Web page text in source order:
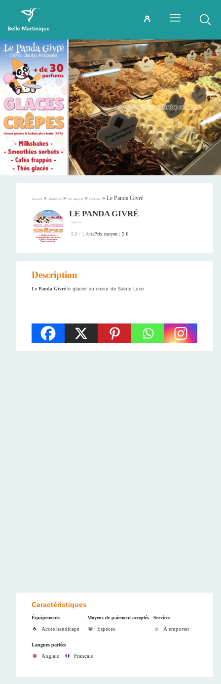
Accueil » Tourisme » Où manger » Glaciers » Le Panda Givré
LE PANDA GIVRÉ
Crêperie
5.0 / 1 AvisPrix moyen : 5 €
Description
Le Panda Givré le glacier au coeur de Sainte Luce
Caractéristiques
Équipements
Accès handicapé
Moyens de paiement acceptés
Espèces
Services
À emporter
Langues parlées
Anglais Français